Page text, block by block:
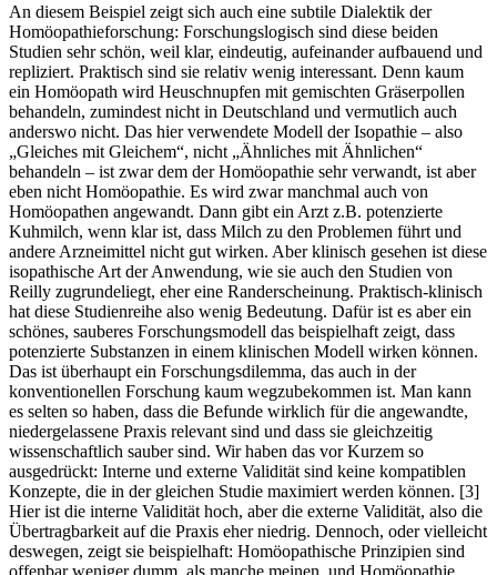
An diesem Beispiel zeigt sich auch eine subtile Dialektik der
Homöopathieforschung: Forschungslogisch sind diese beiden
Studien sehr schön, weil klar, eindeutig, aufeinander aufbauend und
repliziert. Praktisch sind sie relativ wenig interessant. Denn kaum
ein Homöopath wird Heuschnupfen mit gemischten Gräserpollen
behandeln, zumindest nicht in Deutschland und vermutlich auch
anderswo nicht. Das hier verwendete Modell der Isopathie – also
„Gleiches mit Gleichem“, nicht „Ähnliches mit Ähnlichen“
behandeln – ist zwar dem der Homöopathie sehr verwandt, ist aber
eben nicht Homöopathie. Es wird zwar manchmal auch von
Homöopathen angewandt. Dann gibt ein Arzt z.B. potenzierte
Kuhmilch, wenn klar ist, dass Milch zu den Problemen führt und
andere Arzneimittel nicht gut wirken. Aber klinisch gesehen ist diese
isopathische Art der Anwendung, wie sie auch den Studien von
Reilly zugrundeliegt, eher eine Randerscheinung. Praktisch-klinisch
hat diese Studienreihe also wenig Bedeutung. Dafür ist es aber ein
schönes, sauberes Forschungsmodell das beispielhaft zeigt, dass
potenzierte Substanzen in einem klinischen Modell wirken können.
Das ist überhaupt ein Forschungsdilemma, das auch in der
konventionellen Forschung kaum wegzubekommen ist. Man kann
es selten so haben, dass die Befunde wirklich für die angewandte,
niedergelassene Praxis relevant sind und dass sie gleichzeitig
wissenschaftlich sauber sind. Wir haben das vor Kurzem so
ausgedrückt: Interne und externe Validität sind keine kompatiblen
Konzepte, die in der gleichen Studie maximiert werden können. [3]
Hier ist die interne Validität hoch, aber die externe Validität, also die
Übertragbarkeit auf die Praxis eher niedrig. Dennoch, oder vielleicht
deswegen, zeigt sie beispielhaft: Homöopathische Prinzipien sind
offenbar weniger dumm, als manche meinen, und Homöopathie